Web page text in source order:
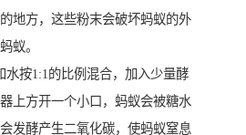
地方，这些粉末会破坏蚂蚁的外
蚁。
水按1:1的比例混合，加入少量酵
上方开一个小口，蚂蚁会被糖水
发酵产生二氧化碳，使蚂蚁窒息